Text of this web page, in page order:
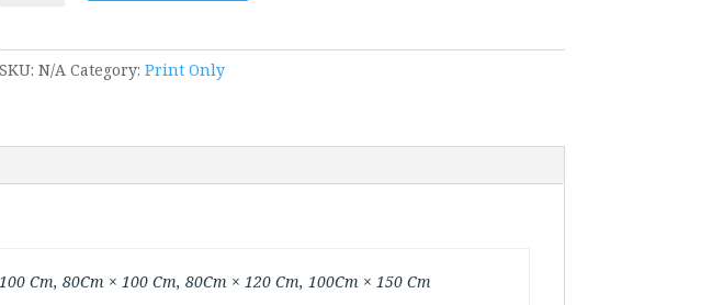
SKU: N/A Category: Print Only
Cm, 80Cm × 100 Cm, 80Cm × 120 Cm, 100Cm × 150 Cm